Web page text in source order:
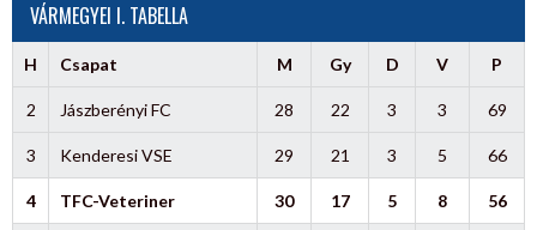
VÁRMEGYEI I. TABELLA
H Csapat M Gy D V P
2 Jászberényi FC 28 22 3 3 69
3 Kenderesi VSE 29 21 3 5 66
4 TFC-Veteriner 30 17 5 8 56